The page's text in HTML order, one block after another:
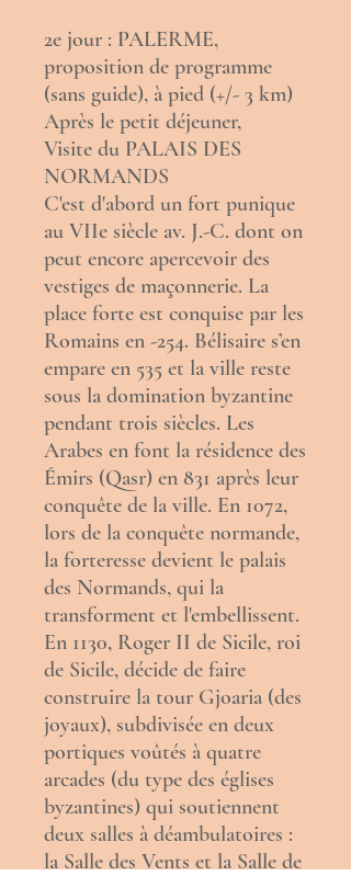
2e jour : PALERME,
proposition de programme
(sans guide), à pied (+/- 3 km)
Après le petit déjeuner,
Visite du PALAIS DES
NORMANDS
C'est d'abord un fort punique
au VIIe siècle av. J.-C. dont on
peut encore apercevoir des
vestiges de maçonnerie. La
place forte est conquise par les
Romains en -254. Bélisaire s’en
empare en 535 et la ville reste
sous la domination byzantine
pendant trois siècles. Les
Arabes en font la résidence des
Émirs (Qasr) en 831 après leur
conquête de la ville. En 1072,
lors de la conquête normande,
la forteresse devient le palais
des Normands, qui la
transforment et l'embellissent.
En 1130, Roger II de Sicile, roi
de Sicile, décide de faire
construire la tour Gjoaria (des
joyaux), subdivisée en deux
portiques voûtés à quatre
arcades (du type des églises
byzantines) qui soutiennent
deux salles à déambulatoires :
la Salle des Vents et la Salle de